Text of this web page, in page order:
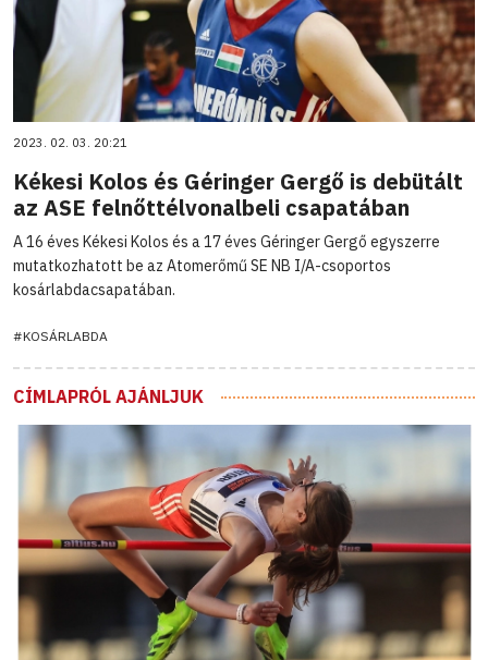
2023. 02. 03. 20:21
Kékesi Kolos és Géringer Gergő is debütált
az ASE felnőttélvonalbeli csapatában
A 16 éves Kékesi Kolos és a 17 éves Géringer Gergő egyszerre
mutatkozhatott be az Atomerőmű SE NB I/A-csoportos
kosárlabdacsapatában.
#KOSÁRLABDA
CÍMLAPRÓL AJÁNLJUK